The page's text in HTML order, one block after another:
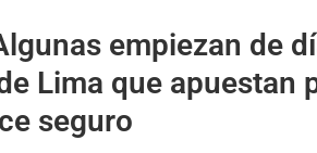
empiezan de
Lima que apuestan
seguro